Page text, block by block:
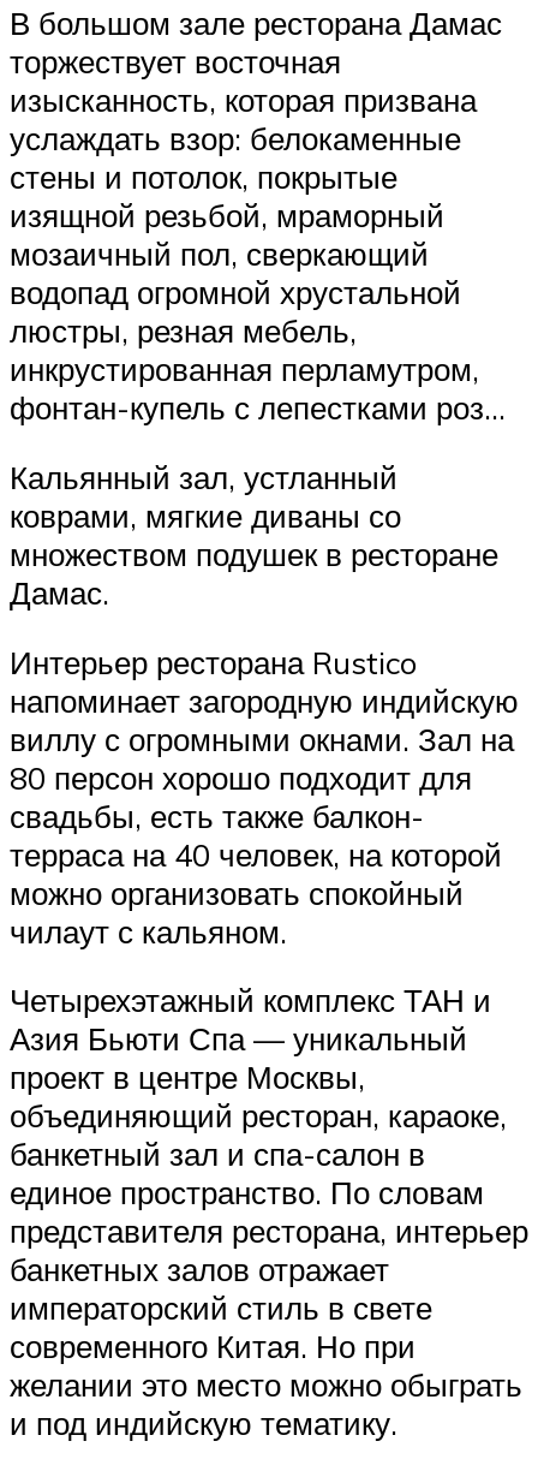
В большом зале ресторана Дамас
торжествует восточная
изысканность, которая призвана
услаждать взор: белокаменные
стены и потолок, покрытые
изящной резьбой, мраморный
мозаичный пол, сверкающий
водопад огромной хрустальной
люстры, резная мебель,
инкрустированная перламутром,
фонтан-купель с лепестками роз…
Кальянный зал, устланный
коврами, мягкие диваны со
множеством подушек в ресторане
Дамас.
Интерьер ресторана Rustico
напоминает загородную индийскую
виллу с огромными окнами. Зал на
80 персон хорошо подходит для
свадьбы, есть также балкон-
терраса на 40 человек, на которой
можно организовать спокойный
чилаут с кальяном.
Четырехэтажный комплекс ТАН и
Азия Бьюти Спа — уникальный
проект в центре Москвы,
объединяющий ресторан, караоке,
банкетный зал и спа-салон в
единое пространство. По словам
представителя ресторана, интерьер
банкетных залов отражает
императорский стиль в свете
современного Китая. Но при
желании это место можно обыграть
и под индийскую тематику.